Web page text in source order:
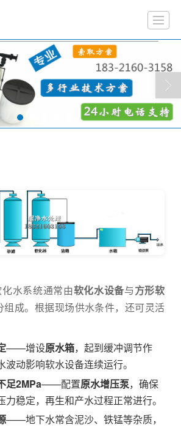
展示 工程案例 解决方案新闻动态
水系统通常由软化水设备与方形软
组成。根据现场供水条件，还可灵活
——增设原水箱，起到缓冲调节作
波动影响软水设备连续运行。
足2MPa——配置原水增压泵，确保
力稳定，再生和产水过程正常进行。
——地下水常含泥沙、铁锰等杂质，